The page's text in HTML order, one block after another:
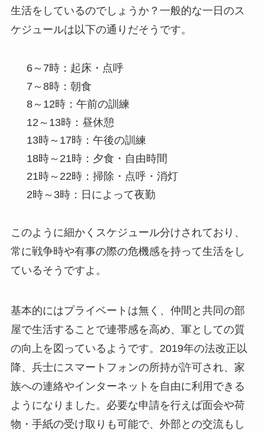
生活をしているのでしょうか？一般的な一日のス
ケジュールは以下の通りだそうです。
6～7時：起床・点呼
7～8時：朝食
8～12時：午前の訓練
12～13時：昼休憩
13時～17時：午後の訓練
18時～21時：夕食・自由時間
21時～22時：掃除・点呼・消灯
2時～3時：日によって夜勤
このように細かくスケジュール分けされており、
常に戦争時や有事の際の危機感を持って生活をし
ているそうですよ。
基本的にはプライベートは無く、仲間と共同の部
屋で生活することで連帯感を高め、軍としての質
の向上を図っているようです。2019年の法改正以
降、兵士にスマートフォンの所持が許可され、家
族への連絡やインターネットを自由に利用できる
ようになりました。必要な申請を行えば面会や荷
物・手紙の受け取りも可能で、外部との交流もし